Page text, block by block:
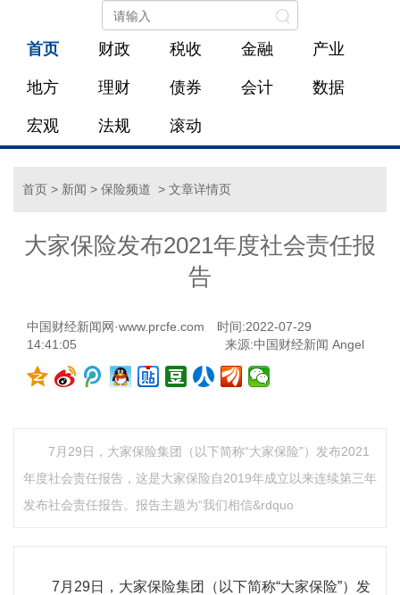
首页 财政 税收 金融 产业
地方 理财 债券 会计 数据
宏观 法规 滚动
首页 > 新闻 > 保险频道 > 文章详情页
大家保险发布2021年度社会责任报
告
中国财经新闻网·www.prcfe.com
时间:2022-07-29
14:41:05
来源:中国财经新闻 Angel
7月29日，大家保险集团（以下简称“大家保险”）发布2021
年度社会责任报告，这是大家保险自2019年成立以来连续第三年
发布社会责任报告。报告主题为“我们相信&rdquo
7月29日，大家保险集团（以下简称“大家保险”）发